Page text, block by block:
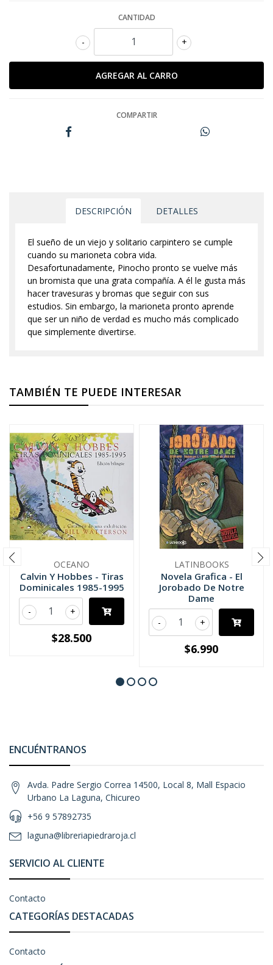
CANTIDAD
+
-
COMPARTIR
DESCRIPCIÓN DETALLES
El sueño de un viejo y solitario carpintero se cumple
cuando su marioneta cobra vida.
Desafortunadamente, Pinocho pronto se vuelve más
un bromista que una grata compañía. A él le gusta más
hacer travesuras y bromas que seguir con sus
estudios. Sin embargo, la marioneta pronto aprende
que ser un niño de verdad es mucho más complicado
que simplemente divertirse.
TAMBIÉN TE PUEDE INTERESAR
OCEANO
Calvin Y Hobbes - Tiras
Dominicales 1985-1995
+
-
$28.500
LATINBOOKS
Novela Grafica - El
Jorobado De Notre
Dame
+
-
$6.990
ENCUÉNTRANOS
Avda. Padre Sergio Correa 14500, Local 8, Mall Espacio
Urbano La Laguna, Chicureo
+56 9 57892735
laguna@libreriapiedraroja.cl
SERVICIO AL CLIENTE
Contacto
CATEGORÍAS DESTACADAS
Contacto